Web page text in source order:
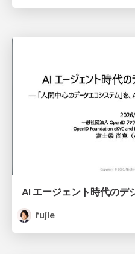
AI エージェント時代のデ
fujie